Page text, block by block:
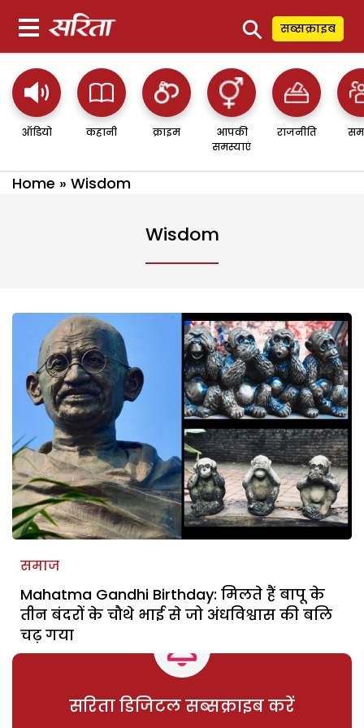
⚲ सब्सक्राइब
ऑडियो कहानी क्राइम
आपकी
समस्याएं
राजनीति
Home » Wisdom
Wisdom
समाज
Mahatma Gandhi Birthday: मिलते हैं बापू के
तीन बंदरों के चौथे भाई से जो अंधविश्वास की बलि
चढ़ गया
सरिता डिजिटल सब्सक्राइब करें